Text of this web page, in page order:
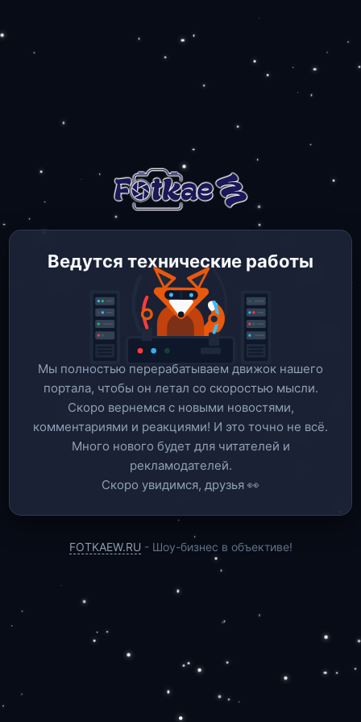
Ведутся технические работы
Мы полностью перерабатываем движок нашего
портала, чтобы он летал со скоростью мысли.
Скоро вернемся c новыми новостями,
комментариями и реакциями! И это точно не всё.
Много нового будет для читателей и
рекламодателей.
Скоро увидимся, друзья 👀
FOTKAEW.RU - Шоу-бизнес в объективе!